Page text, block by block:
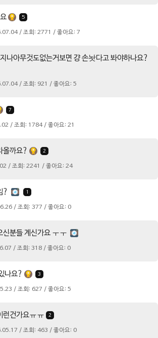
5
/ 조회: 2771 / 좋아요: 7
나아무것도없는거보면 걍 손놧다고 봐야하나요?
/ 조회: 921 / 좋아요: 5
7
/ 조회: 1784 / 좋아요: 21
올까요? 2
/ 조회: 2241 / 좋아요: 24
? 1
/ 조회: 377 / 좋아요: 0
신분들 계신가요 ㅜㅜ
/ 조회: 318 / 좋아요: 0
나요? 3
/ 조회: 627 / 좋아요: 5
런건가요ㅠㅠ 2
/ 조회: 463 / 좋아요: 0